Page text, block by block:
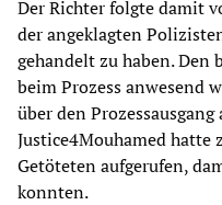
Der Richter folgte damit
der angeklagten
gehandelt zu haben. Den
beim Prozess anwesend
über den
Justice4Mouhamed hatte
Getöteten aufgerufen,
konnten.